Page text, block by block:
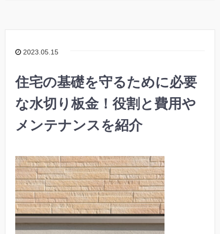
2023.05.15
住宅の基礎を守るために必要
な水切り板金！役割と費用や
メンテナンスを紹介